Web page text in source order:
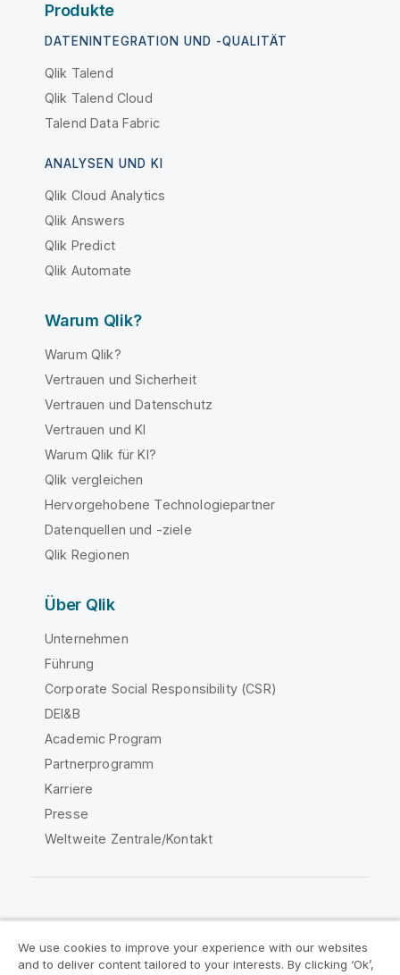
Produkte
DATENINTEGRATION UND -QUALITÄT
Qlik Talend
Qlik Talend Cloud
Talend Data Fabric
ANALYSEN UND KI
Qlik Cloud Analytics
Qlik Answers
Qlik Predict
Qlik Automate
Warum Qlik?
Warum Qlik?
Vertrauen und Sicherheit
Vertrauen und Datenschutz
Vertrauen und KI
Warum Qlik für KI?
Qlik vergleichen
Hervorgehobene Technologiepartner
Datenquellen und -ziele
Qlik Regionen
Über Qlik
Unternehmen
Führung
Corporate Social Responsibility (CSR)
DEI&B
Academic Program
Partnerprogramm
Karriere
Presse
Weltweite Zentrale/Kontakt
We use cookies to improve your experience with our websites
and to deliver content tailored to your interests. By clicking ‘Ok’,